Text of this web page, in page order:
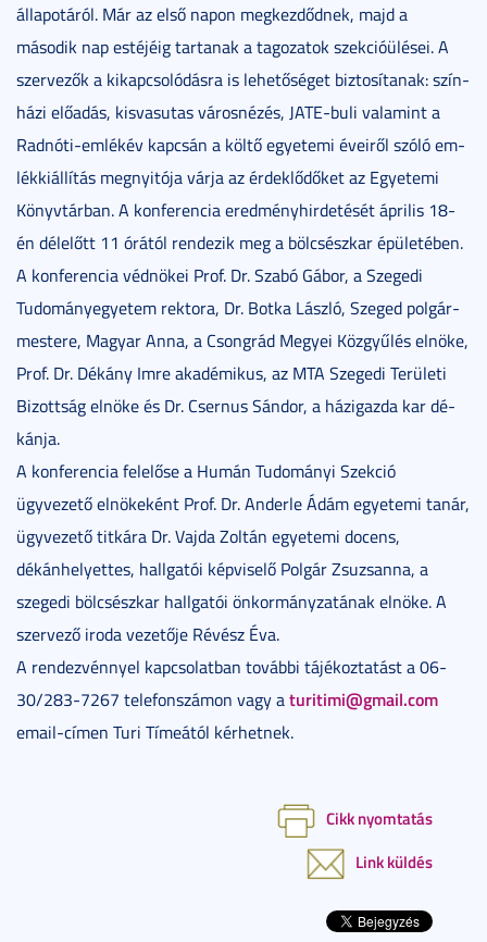
állapotáról. Már az első napon megkezdődnek, majd a
második nap estéjéig tartanak a tagozatok szekcióülései. A
szer­ve­zők a ki­kap­cso­ló­dás­ra is le­he­tő­sé­get biztosítanak: szín­
há­zi elő­adás­, kis­vas­utas vá­ros­né­zés­, JATE-buli valamint a
Rad­nó­ti-em­lék­év kap­csán a köl­tő egye­te­mi éve­i­ről szó­ló em­
lék­ki­ál­lí­tás meg­nyi­tója várja az ér­dek­lő­dő­ket az Egye­te­mi
Könyv­tár­ban. A konferencia eredményhirdetését április 18-
én délelőtt 11 órától rendezik meg a bölcsészkar épületében.
A kon­fe­ren­cia véd­nö­kei Prof. Dr. Sza­bó Gá­bor, a Szegedi
Tudományegyetem rek­to­ra, Dr. Botka Lász­ló, Sze­ged pol­gár­
mes­te­re, Ma­gyar An­na, a Csong­rád Me­gyei Köz­gyű­lés el­nö­ke,
Prof. Dr. Dékány Im­re aka­dé­mi­kus, az MTA Sze­ge­di Te­rü­le­ti
Bi­zott­ság el­nö­ke és Dr. Cser­nus Sán­dor, a há­zi­gaz­da kar dé­
kán­ja.
A konferencia felelőse a Humán Tudományi Szekció
ügyvezető elnökeként Prof. Dr. Anderle Ádám egyetemi tanár,
ügyvezető titkára Dr. Vajda Zoltán egyetemi docens,
dékánhelyettes, hallgatói képviselő Polgár Zsuzsanna, a
szegedi bölcsészkar hallgatói önkormányzatának elnöke. A
szervező iroda vezetője Révész Éva.
A rendezvénnyel kapcsolatban további tájékoztatást a 06-
30/283-7267 telefonszámon vagy aturitimi@gmail.com
email-címen Turi Tímeától kérhetnek.
Cikk nyomtatás
Link küldés